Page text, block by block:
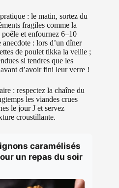
: le matin, sortez du
fragiles comme la
et enfournez 6–10
: lors d’un dîner
de poulet tikka la veille ;
si tendres que les
d’avoir fini leur verre !
: respectez la chaîne du
les viandes crues
le jour J et servez
croustillante.
caramélisés
un repas du soir